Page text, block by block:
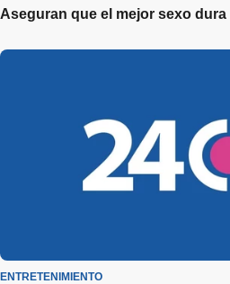
Aseguran que el mejor sexo
ENTRETENIMIENTO